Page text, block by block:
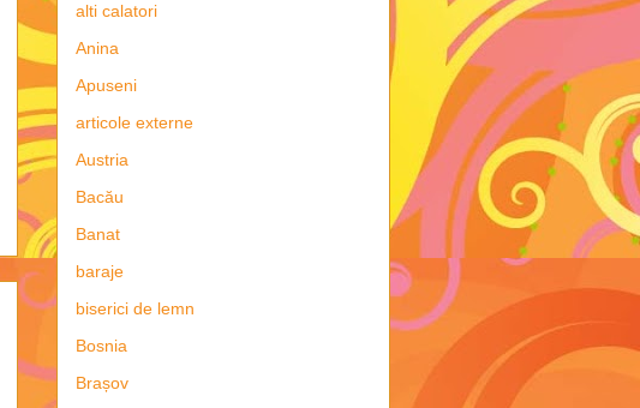
alti calatori
Anina
Apuseni
articole externe
Austria
Bacău
Banat
baraje
biserici de lemn
Bosnia
Brașov